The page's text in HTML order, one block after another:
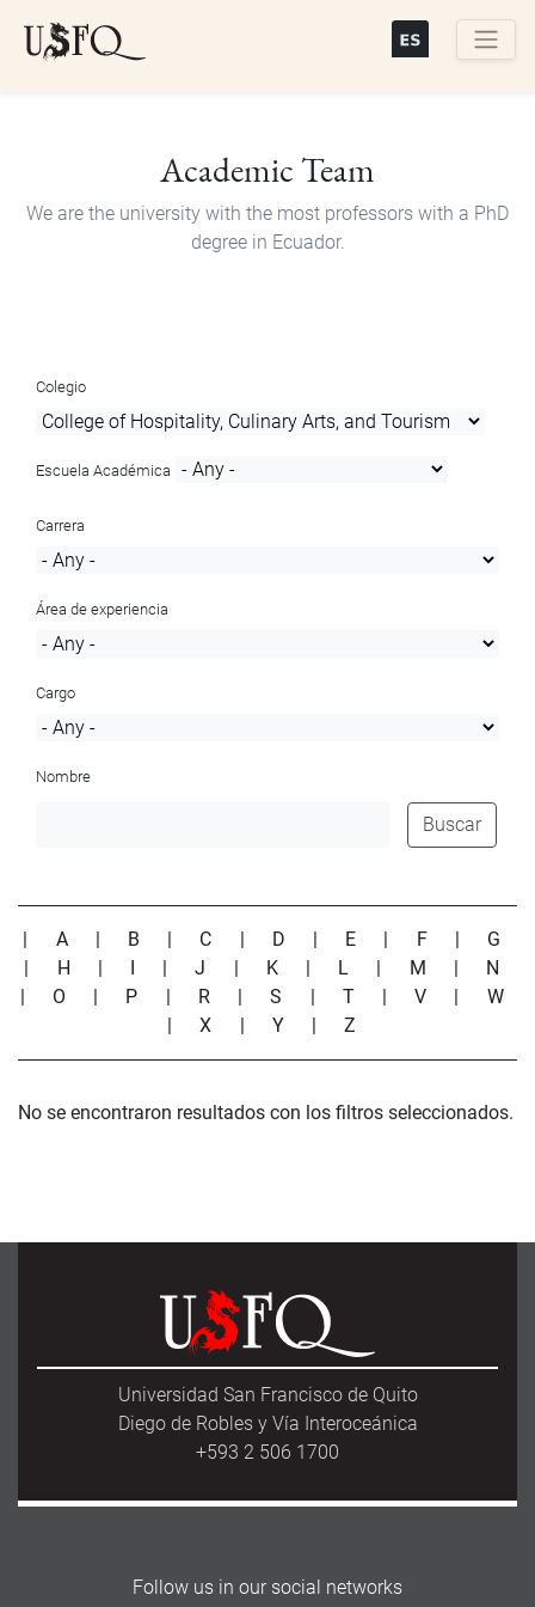
Academic Team
We are the university with the most professors with a PhD
degree in Ecuador.
Colegio
Escuela Académica
Carrera
Área de experiencia
Cargo
Nombre
Buscar
| A | B | C | D | E | F | G
| H | I |J | K | L | M | N
| O | P | R |S | T |V | W
|X | Y |Z
No se encontraron resultados con los filtros seleccionados.
Universidad San Francisco de Quito
Diego de Robles y Vía Interoceánica
+593 2 506 1700
Follow us in our social networks